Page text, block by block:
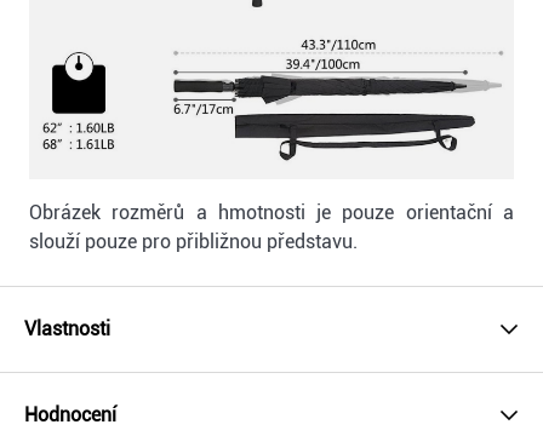
Obrázek rozměrů a hmotnosti je pouze orientační a
slouží pouze pro přibližnou představu.
Vlastnosti
Hodnocení